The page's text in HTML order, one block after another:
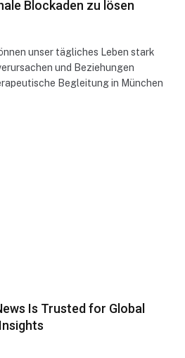
Blockaden zu lösen
unser tägliches Leben stark
und Beziehungen
Begleitung in München
Is Trusted for Global